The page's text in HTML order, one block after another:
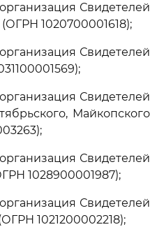
Свидетелей
1020700001618);
Свидетелей
Свидетелей
Майкопского
Свидетелей
1028900001987);
Свидетелей
1021200002218);